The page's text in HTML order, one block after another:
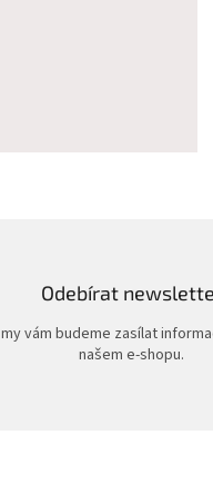
Odebírat
vám budeme zasílat
našem e-shopu.